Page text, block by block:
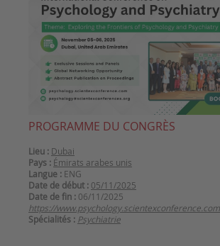
CONGRÈS EN RÉSUMÉ
PROGRAMME DU CONGRÈS
Lieu : Dubai
Pays : Émirats arabes unis
Langue : ENG
Date de début : 05/11/2025
Date de fin : 06/11/2025
https://
Spécialités : Psychiatrie